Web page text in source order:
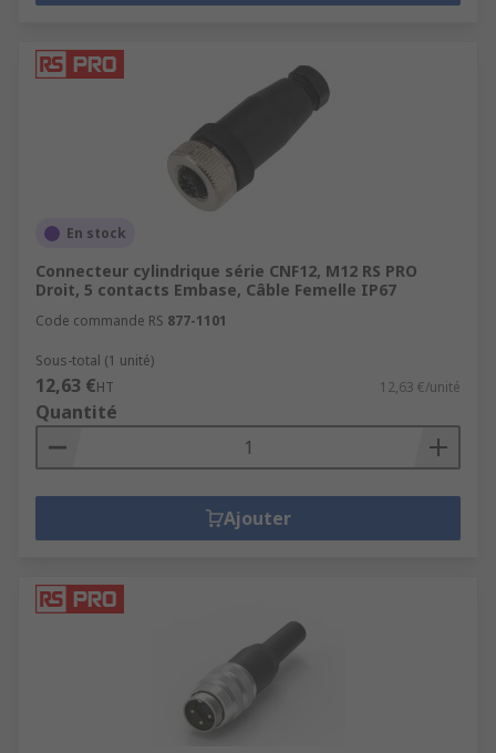
En stock
Connecteur cylindrique série CNF12, M12 RS PRO
Droit, 5 contacts Embase, Câble Femelle IP67
Code commande RS 877-1101
Sous-total (1 unité)
12,63 €HT 12,63 €/unité
Quantité
Ajouter